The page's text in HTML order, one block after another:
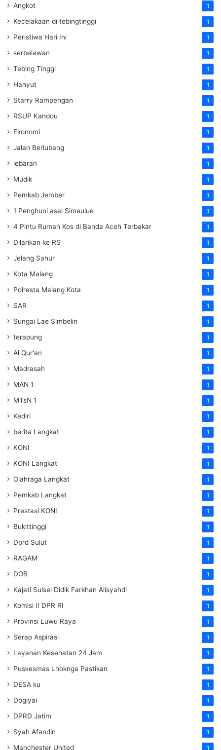
Angkot 1
Kecelakaan di tebingtinggi 1
Peristiwa Hari Ini 1
serbelawan 1
Tebing Tinggi 1
Hanyut 1
Starry Rampengan 1
RSUP Kandou 1
Ekonomi 1
Jalan Berlubang 1
lebaran 1
Mudik 1
Pemkab Jember 1
1 Penghuni asal Simeulue 1
4 Pintu Rumah Kos di Banda Aceh Terbakar 1
Dilarikan ke RS 1
Jelang Sahur 1
Kota Malang 1
Polresta Malang Kota 1
SAR 1
Sungai Lae Simbelin 1
terapung 1
Al Qur'an 1
Madrasah 1
MAN 1 1
MTsN 1 1
Kediri 1
berita Langkat 1
KONI 1
KONI Langkat 1
Olahraga Langkat 1
Pemkab Langkat 1
Prestasi KONI 1
Bukittinggi 1
Dprd Sulut 1
RAGAM 1
DOB 1
Kajati Sulsel Didik Farkhan Alisyahdi 1
Komisi II DPR RI 1
Provinsi Luwu Raya 1
Serap Aspirasi 1
Layanan Kesehatan 24 Jam 1
Puskesmas Lhoknga Pastikan 1
DESA ku 1
Dogiyai 1
DPRD Jatim 1
Syah Afandin 1
Manchester United 1